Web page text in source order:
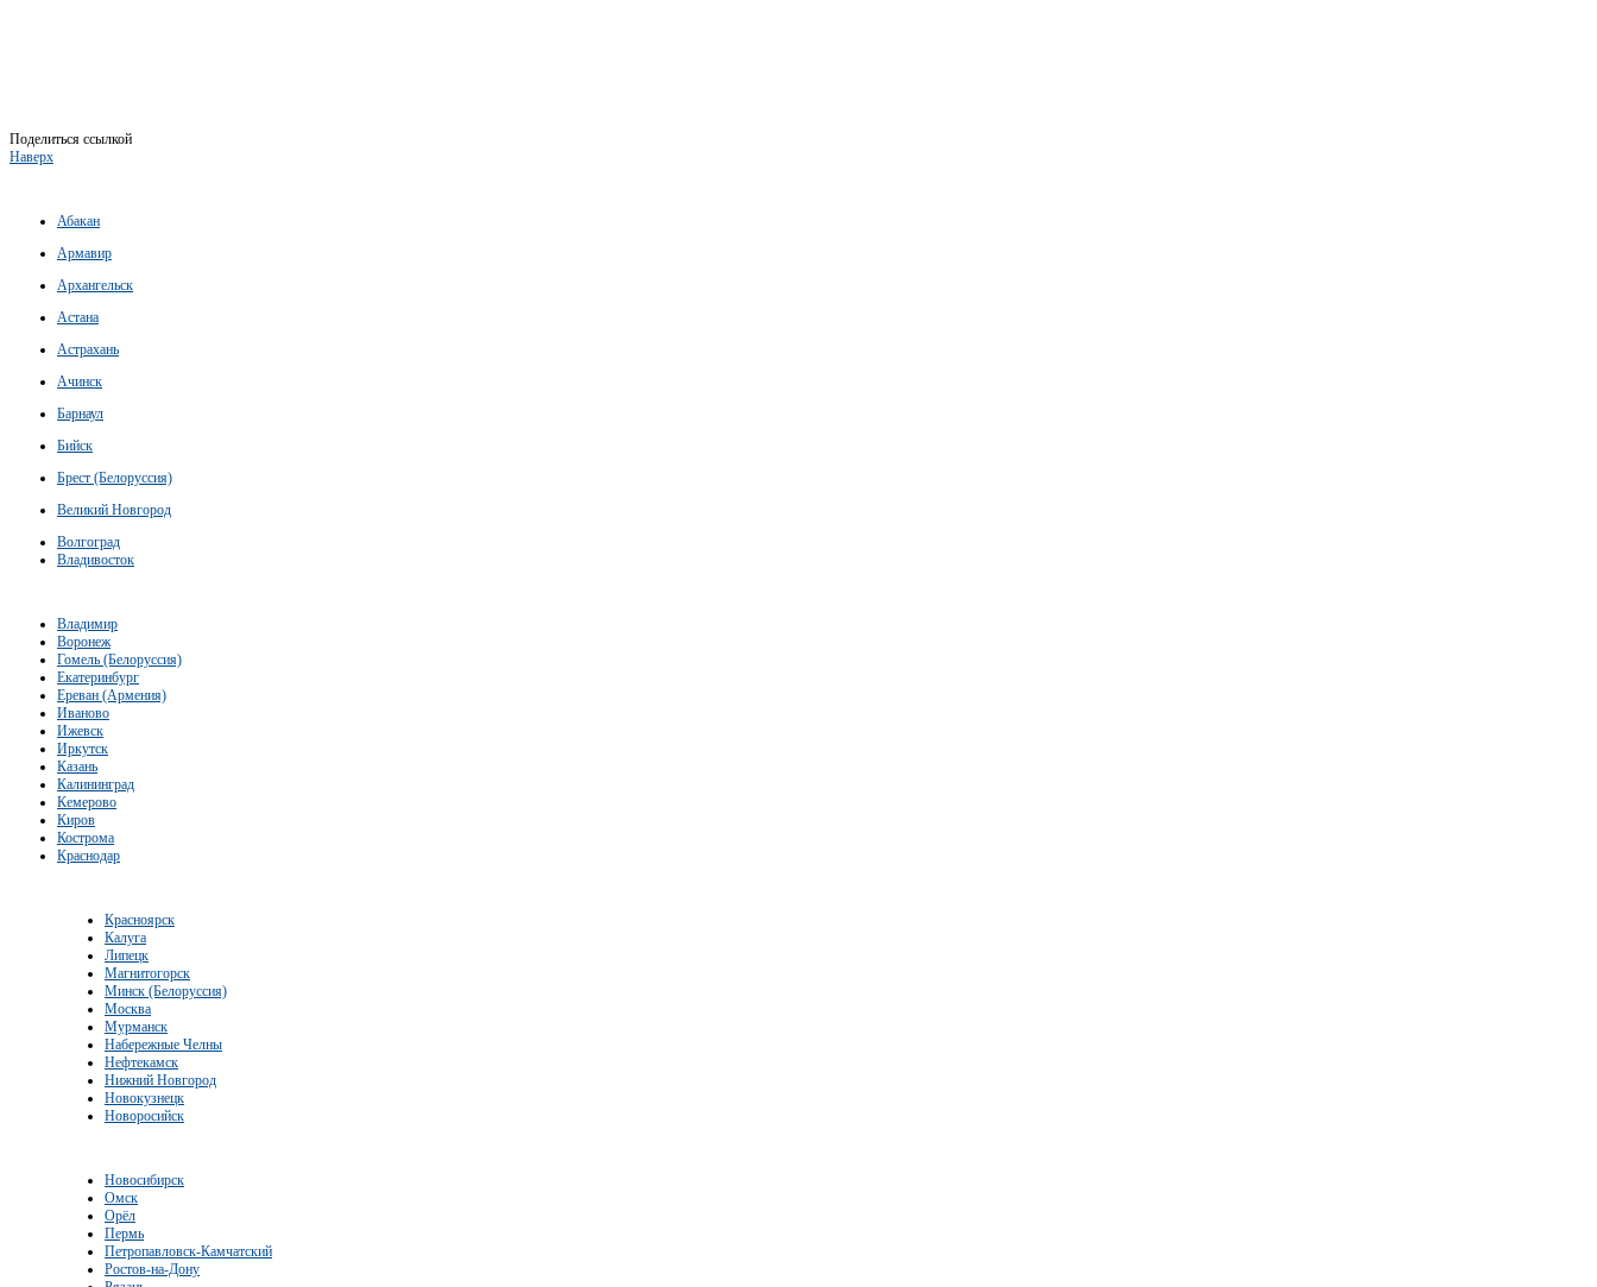
Поделиться ссылкой
Наверх
Абакан
Армавир
Архангельск
Астана
Астрахань
Ачинск
Барнаул
Бийск
Брест (Белоруссия)
Великий Новгород
Волгоград
Владивосток
Владимир
Воронеж
Гомель (Белоруссия)
Екатеринбург
Ереван (Армения)
Иваново
Ижевск
Иркутск
Казань
Калининград
Кемерово
Киров
Кострома
Краснодар
Красноярск
Калуга
Липецк
Магнитогорск
Минск (Белоруссия)
Москва
Мурманск
Набережные Челны
Нефтекамск
Нижний Новгород
Новокузнецк
Новоросийск
Новосибирск
Омск
Орёл
Пермь
Петропавловск-Камчатский
Ростов-на-Дону